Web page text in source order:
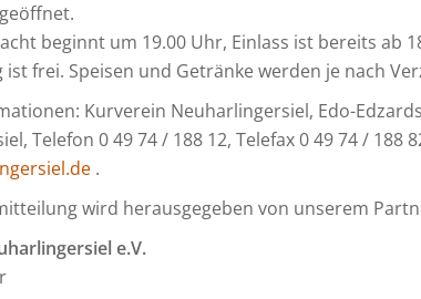
beginnt um 19.00 Uhr, Einlass ist bereits ab
frei. Speisen und Getränke werden je nach
Kurverein Neuharlingersiel, Edo-
Telefon 0 49 74 / 188 12, Telefax 0 49 74 / 188
.
wird herausgegeben von unserem
e.V.